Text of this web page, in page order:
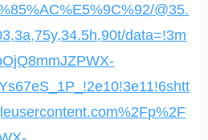
@35.
data=!3m